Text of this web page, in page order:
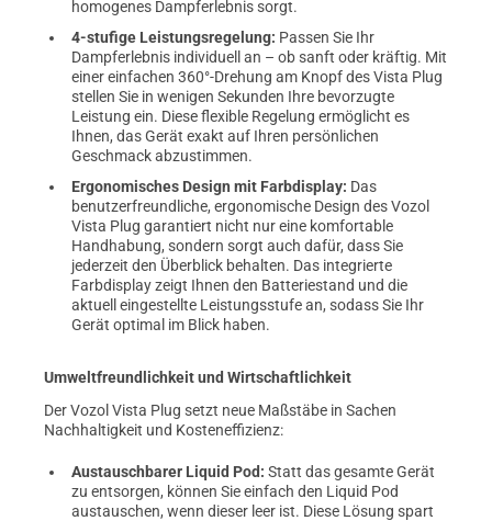
homogenes Dampferlebnis sorgt.
4-stufige Leistungsregelung: Passen Sie Ihr
Dampferlebnis individuell an – ob sanft oder kräftig. Mit
einer einfachen 360°-Drehung am Knopf des Vista Plug
stellen Sie in wenigen Sekunden Ihre bevorzugte
Leistung ein. Diese flexible Regelung ermöglicht es
Ihnen, das Gerät exakt auf Ihren persönlichen
Geschmack abzustimmen.
Ergonomisches Design mit Farbdisplay: Das
benutzerfreundliche, ergonomische Design des Vozol
Vista Plug garantiert nicht nur eine komfortable
Handhabung, sondern sorgt auch dafür, dass Sie
jederzeit den Überblick behalten. Das integrierte
Farbdisplay zeigt Ihnen den Batteriestand und die
aktuell eingestellte Leistungsstufe an, sodass Sie Ihr
Gerät optimal im Blick haben.
Umweltfreundlichkeit und Wirtschaftlichkeit
Der Vozol Vista Plug setzt neue Maßstäbe in Sachen
Nachhaltigkeit und Kosteneffizienz:
Austauschbarer Liquid Pod: Statt das gesamte Gerät
zu entsorgen, können Sie einfach den Liquid Pod
austauschen, wenn dieser leer ist. Diese Lösung spart